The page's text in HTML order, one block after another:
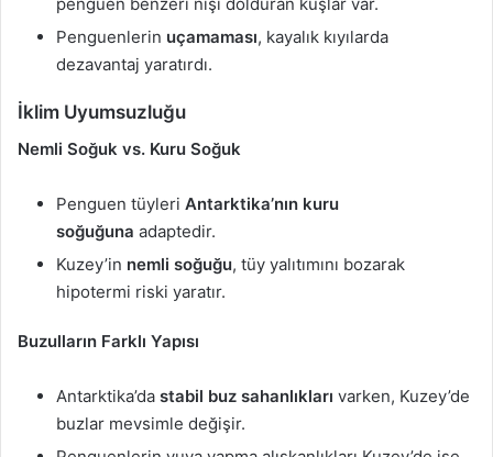
Penguenlerin uçamaması, kayalık kıyılarda
dezavantaj yaratırdı.
İklim Uyumsuzluğu
Nemli Soğuk vs. Kuru Soğuk
Penguen tüyleri Antarktika’nın kuru
soğuğuna adaptedir.
Kuzey’in nemli soğuğu, tüy yalıtımını bozarak
hipotermi riski yaratır.
Buzulların Farklı Yapısı
Antarktika’da stabil buz sahanlıkları varken, Kuzey’de
buzlar mevsimle değişir.